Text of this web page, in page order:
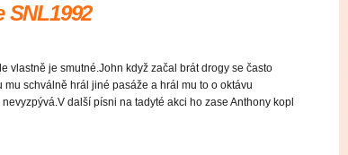
SNL1992
vlastně je smutné.John když začal brát drogy se často
mu schválně hrál jiné pasáže a hrál mu to o oktávu
další písni na tadyté akci ho zase Anthony kopl